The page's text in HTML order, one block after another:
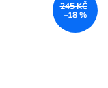
245 KČ
–18 %